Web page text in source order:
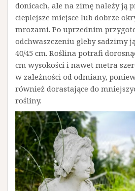
donicach, ale na zimę należy ją
cieplejsze miejsce lub dobrze
mrozami. Po uprzednim
odchwaszczeniu gleby sadzimy
40/45 cm. Roślina potrafi
cm wysokości i nawet metra
w zależności od odmiany,
również dorastające do
rośliny.